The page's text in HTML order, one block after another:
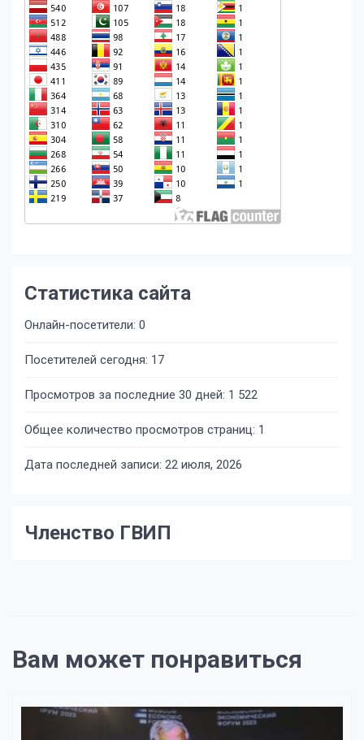
Статистика сайта
Онлайн-посетители: 0
Посетителей сегодня: 17
Просмотров за последние 30 дней: 1 522
Общее количество просмотров страниц: 1
Дата последней записи: 22 июля, 2026
Членство ГВИП
Вам может понравиться